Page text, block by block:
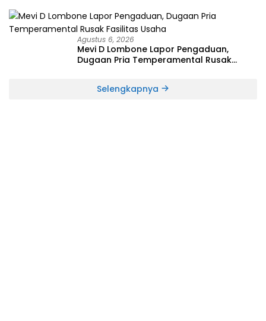
Agustus 6, 2026
Mevi D Lombone Lapor Pengaduan,
Dugaan Pria Temperamental Rusak
Selengkapnya